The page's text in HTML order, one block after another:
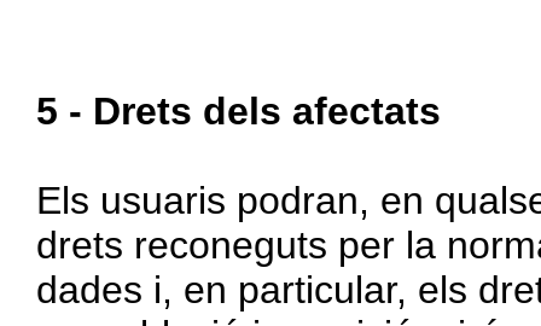
5 - Drets dels afectats
Els usuaris podran, en
drets reconeguts per la
dades i, en particular, els